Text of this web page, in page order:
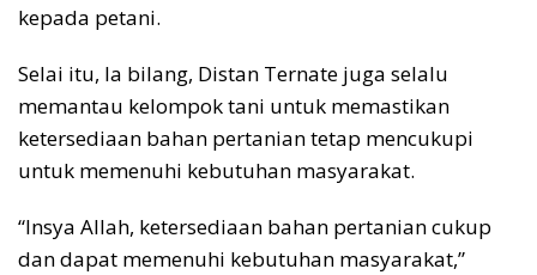
kepada petani.
Selai itu, Ia bilang, Distan Ternate juga selalu
memantau kelompok tani untuk memastikan
ketersediaan bahan pertanian tetap mencukupi
untuk memenuhi kebutuhan masyarakat.
“Insya Allah, ketersediaan bahan pertanian cukup
dan dapat memenuhi kebutuhan masyarakat,”